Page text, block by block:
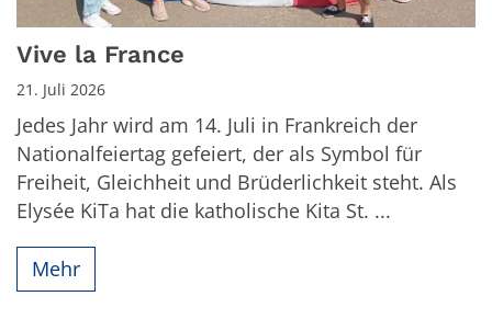
Vive la France
21. Juli 2026
Jedes Jahr wird am 14. Juli in Frankreich der
Nationalfeiertag gefeiert, der als Symbol für
Freiheit, Gleichheit und Brüderlichkeit steht. Als
Elysée KiTa hat die katholische Kita St. ...
Mehr